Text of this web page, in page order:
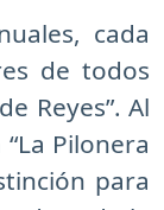
cada
de todos
Reyes”. Al
Pilonera
para